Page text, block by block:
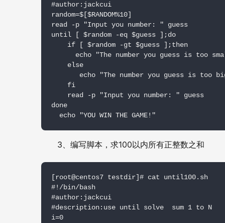
#author:jackcui
random=$[$RANDOM%10]
read -p "Input you number: " guess
until [ $random -eq $guess ];do
if [ $random -gt $guess ];then
echo "The number you guess is too
else
echo "The number you guess is too
fi
read -p "Input you number: " guess
done
echo "YOU WIN THE GAME!"
3 、编写脚本，求100 以内所有正整数之和
[root@centos7 testdir]# cat until100.sh
#!/bin/bash
#author:jackcui
#description:use until solve  sum 1 to N
i=0